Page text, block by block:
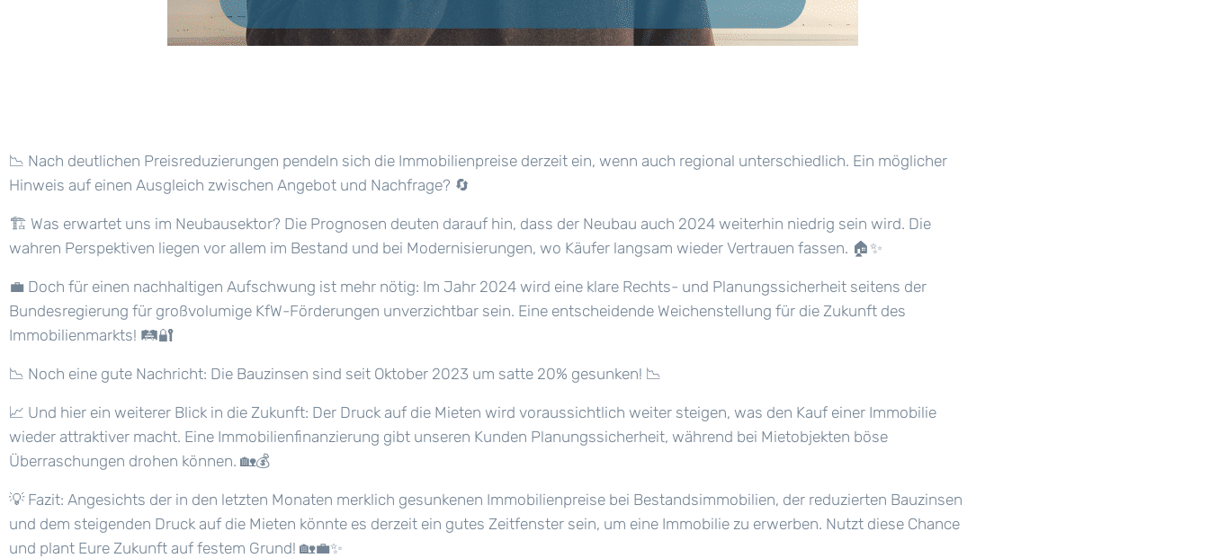
📉 Nach deutlichen Preisreduzierungen pendeln sich die Immobilienpreise derzeit ein, wenn auch regional unterschiedlich. Ein möglicher
Hinweis auf einen Ausgleich zwischen Angebot und Nachfrage? 🔄
🏗️ Was erwartet uns im Neubausektor? Die Prognosen deuten darauf hin, dass der Neubau auch 2024 weiterhin niedrig sein wird. Die
wahren Perspektiven liegen vor allem im Bestand und bei Modernisierungen, wo Käufer langsam wieder Vertrauen fassen. 🏠✨
💼 Doch für einen nachhaltigen Aufschwung ist mehr nötig: Im Jahr 2024 wird eine klare Rechts- und Planungssicherheit seitens der
Bundesregierung für großvolumige KfW-Förderungen unverzichtbar sein. Eine entscheidende Weichenstellung für die Zukunft des
Immobilienmarkts! 🛤️🔐
📉 Noch eine gute Nachricht: Die Bauzinsen sind seit Oktober 2023 um satte 20% gesunken! 📉
📈 Und hier ein weiterer Blick in die Zukunft: Der Druck auf die Mieten wird voraussichtlich weiter steigen, was den Kauf einer Immobilie
wieder attraktiver macht. Eine Immobilienfinanzierung gibt unseren Kunden Planungssicherheit, während bei Mietobjekten böse
Überraschungen drohen können. 🏡💰
💡Fazit: Angesichts der in den letzten Monaten merklich gesunkenen Immobilienpreise bei Bestandsimmobilien, der reduzierten Bauzinsen
und dem steigenden Druck auf die Mieten könnte es derzeit ein gutes Zeitfenster sein, um eine Immobilie zu erwerben. Nutzt diese Chance
und plant Eure Zukunft auf festem Grund! 🏡💼✨